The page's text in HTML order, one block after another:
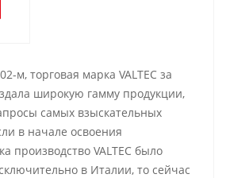
м, торговая марка VALTEC за
широкую гамму продукции,
самых взыскательных
в начале освоения
производство VALTEC было
в Италии, то сейчас